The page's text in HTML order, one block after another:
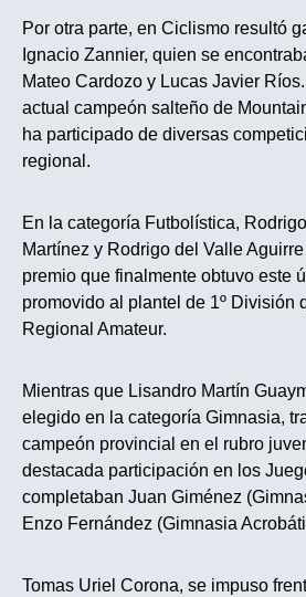
Por otra parte, en Ciclismo resultó
Ignacio Zannier, quien se
Mateo Cardozo y Lucas Javier
actual campeón salteño de
ha participado de diversas
regional.
En la categoría Futbolística,
Martínez y Rodrigo del Valle
premio que finalmente obtuvo este
promovido al plantel de 1º División
Regional Amateur.
Mientras que Lisandro Martín
elegido en la categoría Gimnasia,
campeón provincial en el rubro
destacada participación en los
completaban Juan Giménez
Enzo Fernández (Gimnasia
Tomas Uriel Corona, se impuso